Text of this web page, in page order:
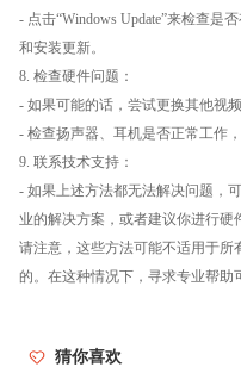
- 点击“Windows Update”来检查是
和安装更新。
8. 检查硬件问题：
- 如果可能的话，尝试更换其他视
- 检查扬声器、耳机是否正常工作
9. 联系技术支持：
- 如果上述方法都无法解决问题，
业的解决方案，或者建议你进行硬
请注意，这些方法可能不适用于所
的。在这种情况下，寻求专业帮助
猜你喜欢